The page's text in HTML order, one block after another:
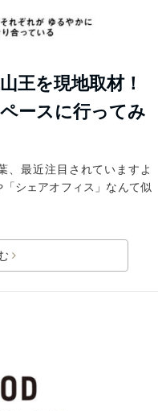
王を現地取材！
ースに行ってみ
、最近注目されていますよ
シェアオフィス」なんて似